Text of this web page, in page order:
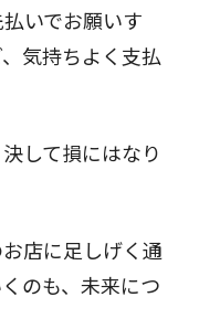
いでお願いす
気持ちよく支払
して損にはなり
店に足しげく通
のも、未来につ